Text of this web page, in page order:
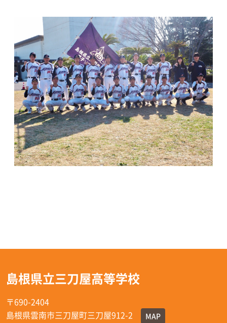
島根県立三刀屋高等学校
〒690-2404
島根県雲南市三刀屋町三刀屋912-2
MAP